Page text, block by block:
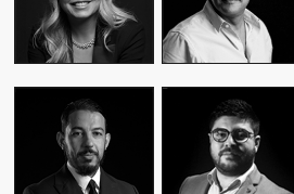
FATIME ZOHRA
OUTAGHANI
CEO & FOUNDER
ALEX AXIOTIS
CEO & FOUNDER